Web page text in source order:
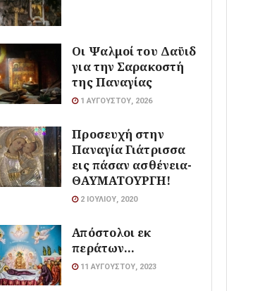
Οι Ψαλμοί του Δαϋιδ
για την Σαρακοστή
της Παναγίας
1 ΑΥΓΟΎΣΤΟΥ, 2026
Προσευχή στην
Παναγία Γιάτρισσα
εις πάσαν ασθένεια-
ΘΑΥΜΑΤΟΥΡΓΗ!
2 ΙΟΥΛΊΟΥ, 2020
Απόστολοι εκ
περάτων…
11 ΑΥΓΟΎΣΤΟΥ, 2023